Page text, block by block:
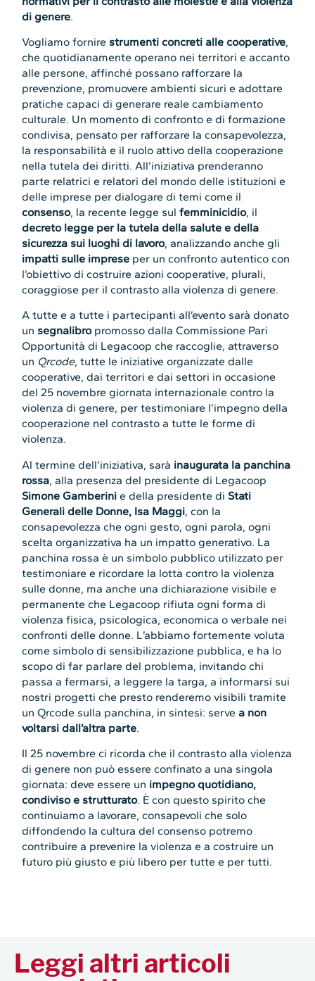
di genere.
Vogliamo fornire strumenti concreti alle cooperative,
che quotidianamente operano nei territori e accanto
alle persone, affinché possano rafforzare la
prevenzione, promuovere ambienti sicuri e adottare
pratiche capaci di generare reale cambiamento
culturale. Un momento di confronto e di formazione
condivisa, pensato per rafforzare la consapevolezza,
la responsabilità e il ruolo attivo della cooperazione
nella tutela dei diritti. All’iniziativa prenderanno
parte relatrici e relatori del mondo delle istituzioni e
delle imprese per dialogare di temi come il
consenso, la recente legge sul femminicidio, il
decreto legge per la tutela della salute e della
sicurezza sui luoghi di lavoro, analizzando anche gli
impatti sulle imprese per un confronto autentico con
l’obiettivo di costruire azioni cooperative, plurali,
coraggiose per il contrasto alla violenza di genere.
A tutte e a tutte i partecipanti all’evento sarà donato
un segnalibropromosso dalla Commissione Pari
Opportunità di Legacoop che raccoglie, attraverso
un Qrcode, tutte le iniziative organizzate dalle
cooperative, dai territori e dai settori in occasione
del 25 novembre giornata internazionale contro la
violenza di genere, per testimoniare l’impegno della
cooperazione nel contrasto a tutte le forme di
violenza.
Al termine dell’iniziativa, sarà inaugurata la panchina
rossa, alla presenza del presidente di Legacoop
Simone Gamberini e della presidente di Stati
Generali delle Donne, Isa Maggi, con la
consapevolezza che ogni gesto, ogni parola, ogni
scelta organizzativa ha un impatto generativo. La
panchina rossa è un simbolo pubblico utilizzato per
testimoniare e ricordare la lotta contro la violenza
sulle donne, ma anche una dichiarazione visibile e
permanente che Legacoop rifiuta ogni forma di
violenza fisica, psicologica, economica o verbale nei
confronti delle donne. L’abbiamo fortemente voluta
come simbolo di sensibilizzazione pubblica, e ha lo
scopo di far parlare del problema, invitando chi
passa a fermarsi, a leggere la targa, a informarsi sui
nostri progetti che presto renderemo visibili tramite
un Qrcode sulla panchina, in sintesi: servea non
voltarsi dall’altra parte.
Il 25 novembre ci ricorda che il contrasto alla violenza
di genere non può essere confinato a una singola
giornata: deve essere un impegno quotidiano,
condiviso e strutturato. È con questo spirito che
continuiamo a lavorare, consapevoli che solo
diffondendo la cultura del consenso potremo
contribuire a prevenire la violenza e a costruire un
futuro più giusto e più libero per tutte e per tutti.
Leggi altri articoli